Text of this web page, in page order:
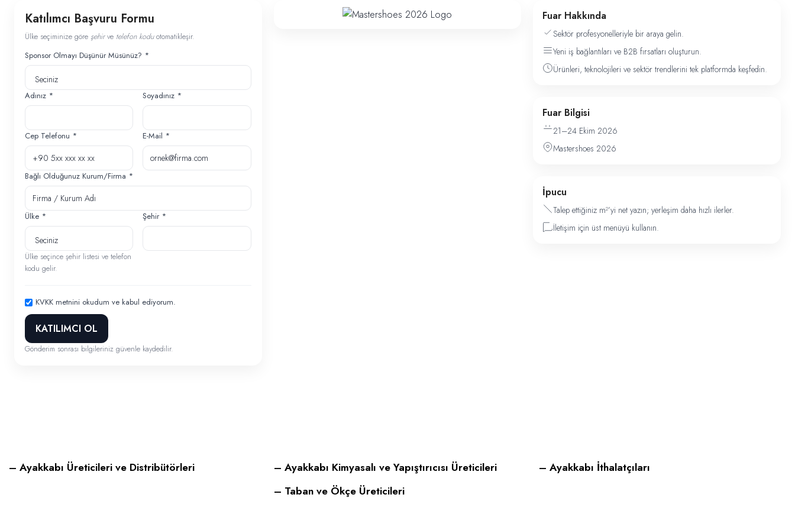
Fuar Hakkında
Sektör profesyonelleriyle bir araya gelin.
Yeni iş bağlantıları ve B2B fırsatları oluşturun.
Ürünleri, teknolojileri ve sektör trendlerini tek platformda keşfedin.
Fuar Bilgisi
21–24 Ekim 2026
Mastershoes 2026
İpucu
Talep ettiğiniz m²’yi net yazın; yerleşim daha hızlı ilerler.
İletişim için üst menüyü kullanın.
Katılımcı Başvuru Formu
Ülke seçiminize göre şehirve telefon koduotomatikleşir.
Sponsor Olmayı Düşünür Müsünüz? *
Adınız * Soyadınız *
Cep Telefonu * E-Mail *
Bağlı Olduğunuz Kurum/Firma *
Ülke *
Ülke seçince şehir listesi ve telefon
kodu gelir.
Şehir *
KVKK metnini okudum ve kabul ediyorum.
KATILIMCI OL
Gönderim sonrası bilgileriniz güvenle kaydedilir.
– Ayakkabı Üreticileri ve Distribütörleri
– Ayakkabı Kimyasalı ve Yapıştırıcısı Üreticileri
– Taban ve Ökçe Üreticileri
– Ayakkabı İthalatçıları